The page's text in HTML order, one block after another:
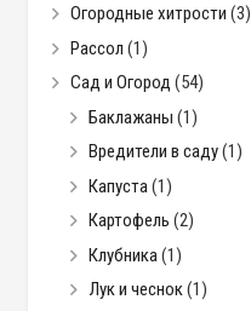
Огородные хитрости (3)
Рассол (1)
Сад и Огород (54)
Баклажаны (1)
Вредители в саду(1)
Капуста(1)
Картофель (2)
Клубника(1)
Лук и чеснок(1)